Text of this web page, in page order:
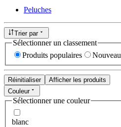
Peluches
Trier par
Sélectionner un classement
Produits populaires
Nouveau
Réinitialiser
Afficher les produits
Couleur
Sélectionner une couleur
blanc